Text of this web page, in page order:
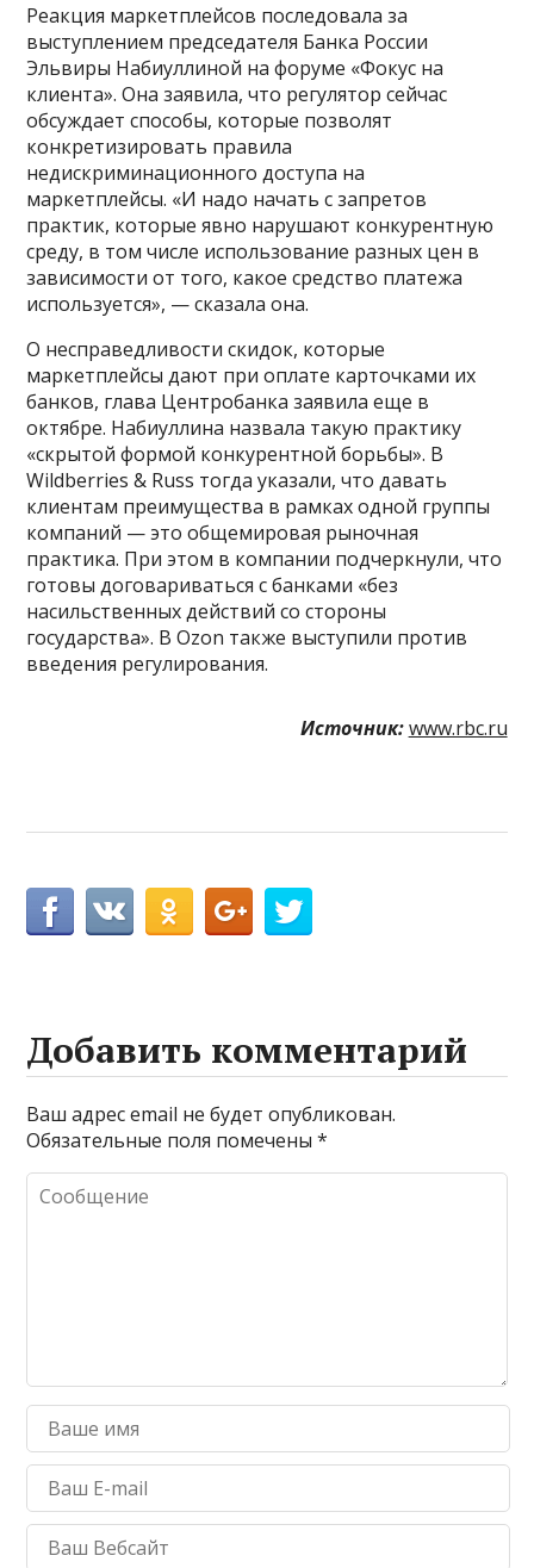
Реакция маркетплейсов последовала за
выступлением председателя Банка России
Эльвиры Набиуллиной на форуме «Фокус на
клиента». Она заявила, что регулятор сейчас
обсуждает способы, которые позволят
конкретизировать правила
недискриминационного доступа на
маркетплейсы. «И надо начать с запретов
практик, которые явно нарушают конкурентную
среду, в том числе использование разных цен в
зависимости от того, какое средство платежа
используется», — сказала она.
О несправедливости скидок, которые
маркетплейсы дают при оплате карточками их
банков, глава Центробанка заявила еще в
октябре. Набиуллина назвала такую практику
«скрытой формой конкурентной борьбы». В
Wildberries & Russ тогда указали, что давать
клиентам преимущества в рамках одной группы
компаний — это общемировая рыночная
практика. При этом в компании подчеркнули, что
готовы договариваться с банками «без
насильственных действий со стороны
государства». В Ozon также выступили против
введения регулирования.
Источник: www.rbc.ru
Добавить комментарий
Ваш адрес email не будет опубликован.
Обязательные поля помечены*